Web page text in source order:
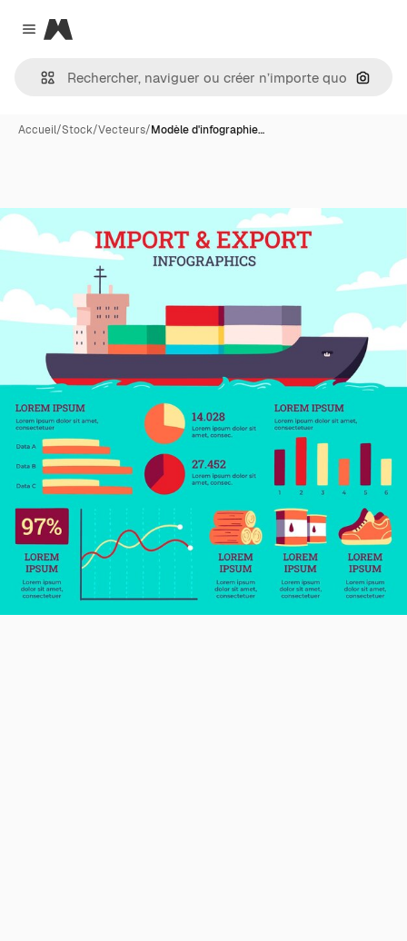
Close menu
Magnific
Accueil/Stock/Vecteurs/Modèle d'infographie…